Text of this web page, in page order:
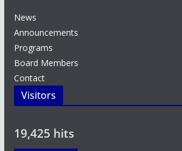
News
Announcements
Programs
Board Members
Contact
Visitors
19,425 hits